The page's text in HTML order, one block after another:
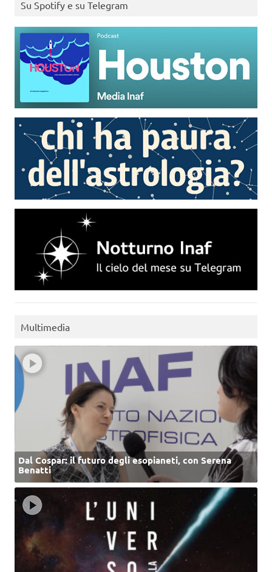
Su Spotify e su Telegram
Multimedia
Dal Cospar: il futuro degli esopianeti, con Serena
Benatti